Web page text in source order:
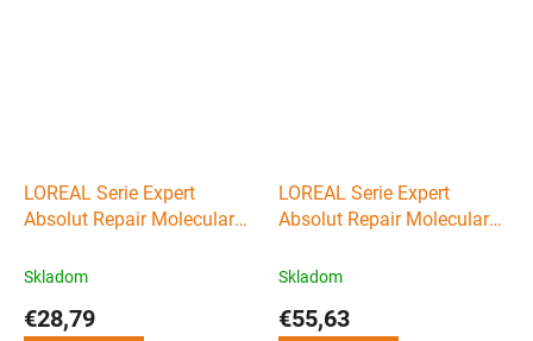
LOREAL Serie Expert
Absolut Repair Molecular
značne poškodené vlasy -
Skladom
€28,79
LOREAL Serie Expert
Absolut Repair Molecular
značne poškodené vlasy
Skladom
€55,63